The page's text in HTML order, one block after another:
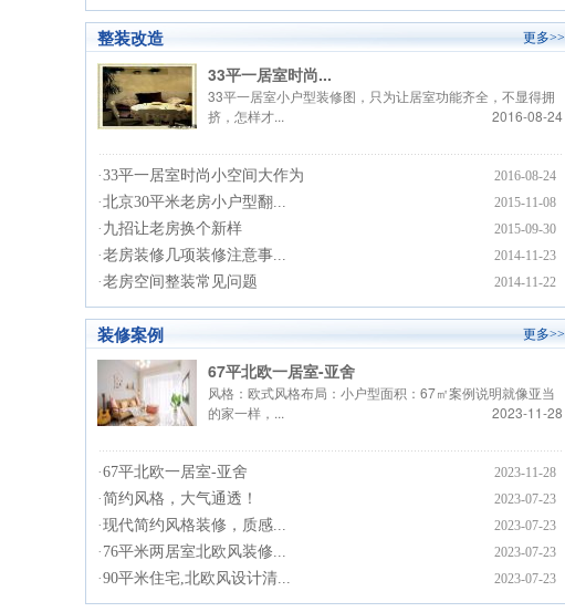
整装改造 更多>>
33平一居室时尚...
33平一居室小户型装修图，只为让居室功能齐全，不显得拥
挤，怎样才...
2016-08-24
·33平一居室时尚小空间大作为 2016-08-24
·北京30平米老房小户型翻... 2015-11-08
· 九招让老房换个新样 2015-09-30
·老房装修几项装修注意事... 2014-11-23
·老房空间整装常见问题 2014-11-22
装修案例 更多>>
67平北欧一居室-亚舍
风格：欧式风格布局：小户型面积：67㎡案例说明就像亚当
的家一样，...
2023-11-28
·67平北欧一居室-亚舍 2023-11-28
·简约风格，大气通透！ 2023-07-23
·现代简约风格装修，质感... 2023-07-23
· 76平米两居室北欧风装修... 2023-07-23
·90平米住宅,北欧风设计清... 2023-07-23